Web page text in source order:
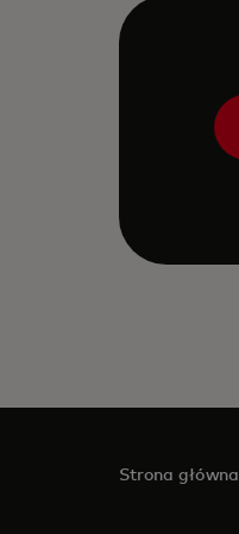
Strona główna